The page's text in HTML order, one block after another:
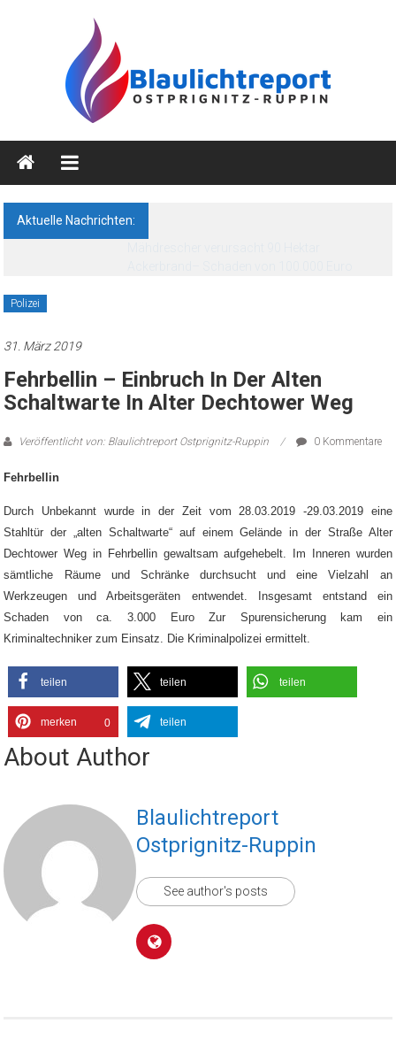
Blaulichtreport
Ostprignitz-
Ruppin
Nachrichten-
Aktuelle Nachrichten:
Polizei
31. März 2019
Fehrbellin – Einbruch In Der Alten
Schaltwarte In Alter Dechtower Weg
Veröffentlicht von: Blaulichtreport Ostprignitz-Ruppin 0 Kommentare
Fehrbellin
Durch Unbekannt wurde in der Zeit vom 28.03.2019 -29.03.2019 eine
Stahltür der „alten Schaltwarte“ auf einem Gelände in der Straße Alter
Dechtower Weg in Fehrbellin gewaltsam aufgehebelt. Im Inneren wurden
sämtliche Räume und Schränke durchsucht und eine Vielzahl an
Werkzeugen und Arbeitsgeräten entwendet. Insgesamt entstand ein
Schaden von ca. 3.000 Euro Zur Spurensicherung kam ein
Kriminaltechniker zum Einsatz. Die Kriminalpolizei ermittelt.
teilen teilen teilen
merken 0 teilen
About Author
Blaulichtreport
Ostprignitz-Ruppin
See author's posts